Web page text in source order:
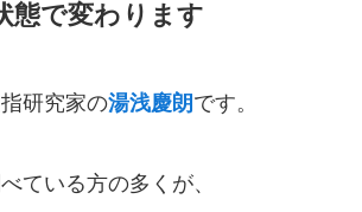
態で変わります
研究家の湯浅慶朗 です。
ている方の多くが、